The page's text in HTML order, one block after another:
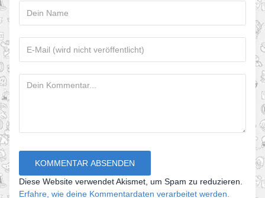
Diese Website verwendet Akismet, um Spam zu reduzieren.
Erfahre, wie deine Kommentardaten verarbeitet werden.